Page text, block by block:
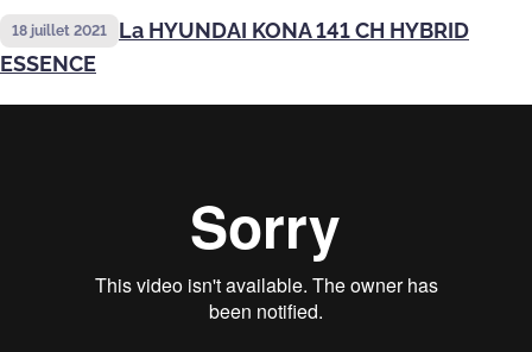
18 juillet 2021
La HYUNDAI KONA 141 CH HYBRID
ESSENCE